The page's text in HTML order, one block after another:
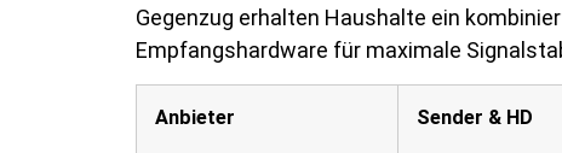
Gegenzug erhalten Haushalte ein
Empfangshardware für maximale
Anbieter Sender & HD